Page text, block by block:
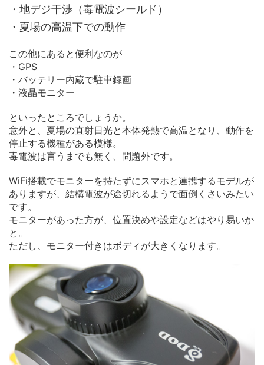
・地デジ干渉（毒電波シールド）
・夏場の高温下での動作
この他にあると便利なのが
・GPS
・バッテリー内蔵で駐車録画
・液晶モニター
といったところでしょうか。
意外と、夏場の直射日光と本体発熱で高温となり、動作を
停止する機種がある模様。
毒電波は言うまでも無く、問題外です。
WiFi搭載でモニターを持たずにスマホと連携するモデルが
ありますが、結構電波が途切れるようで面倒くさいみたい
です。
モニターがあった方が、位置決めや設定などはやり易いか
と。
ただし、モニター付きはボディが大きくなります。